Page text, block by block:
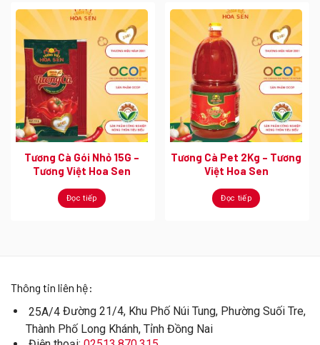
Tương Cà Gói Nhỏ 15G –
Tương Việt Hoa Sen
Đọc tiếp
Tương Cà Pet 2Kg – Tương
Việt Hoa Sen
Đọc tiếp
Thông tin liên hệ:
25A/4Đường 21/4, Khu Phố Núi Tung, Phường Suối Tre,
Thành Phố Long Khánh, Tỉnh Đồng Nai